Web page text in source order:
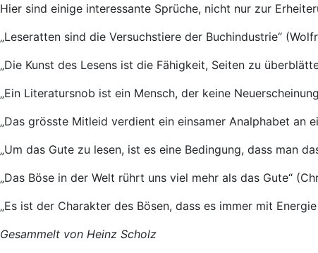
Hier sind einige interessante Sprüche, nicht nur zur
„Leseratten sind die Versuchstiere der Buchindustrie“
„Die Kunst des Lesens ist die Fähigkeit, Seiten zu
„Ein Literatursnob ist ein Mensch, der keine
„Das grösste Mitleid verdient ein einsamer Analphabet an
„Um das Gute zu lesen, ist es eine Bedingung, dass man
„Das Böse in der Welt rührt uns viel mehr als das Gute“
„Es ist der Charakter des Bösen, dass es immer mit
Gesammelt von Heinz Scholz